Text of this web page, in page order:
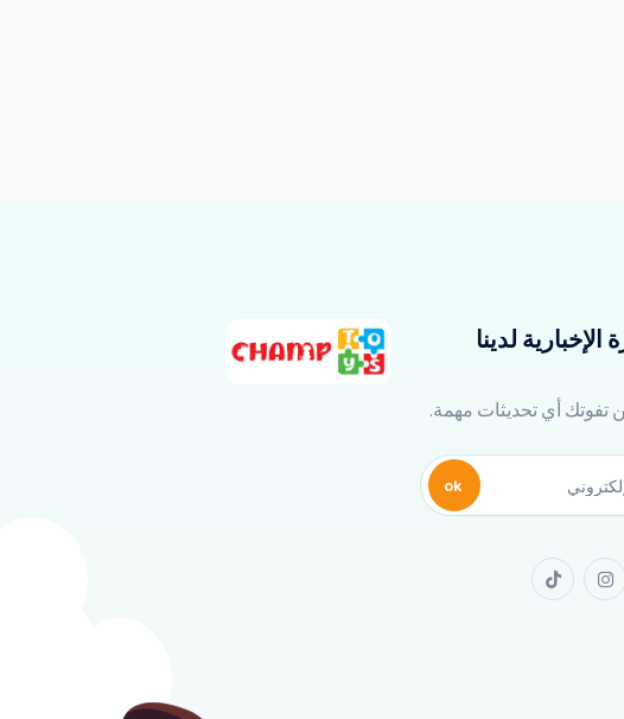
لدينا
تفوتك أي تحديثات مهمة.
ok